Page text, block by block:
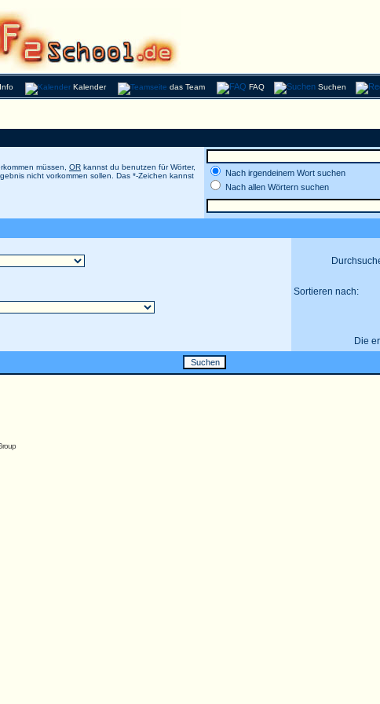
Info Kalender das Team FAQ Suchen
müssen, OR kannst du benutzen für Wörter,
nicht vorkommen sollen. Das *-Zeichen kannst
Nach irgendeinem Wort suchen
Nach allen Wörtern suchen
Sortieren nach:
Die